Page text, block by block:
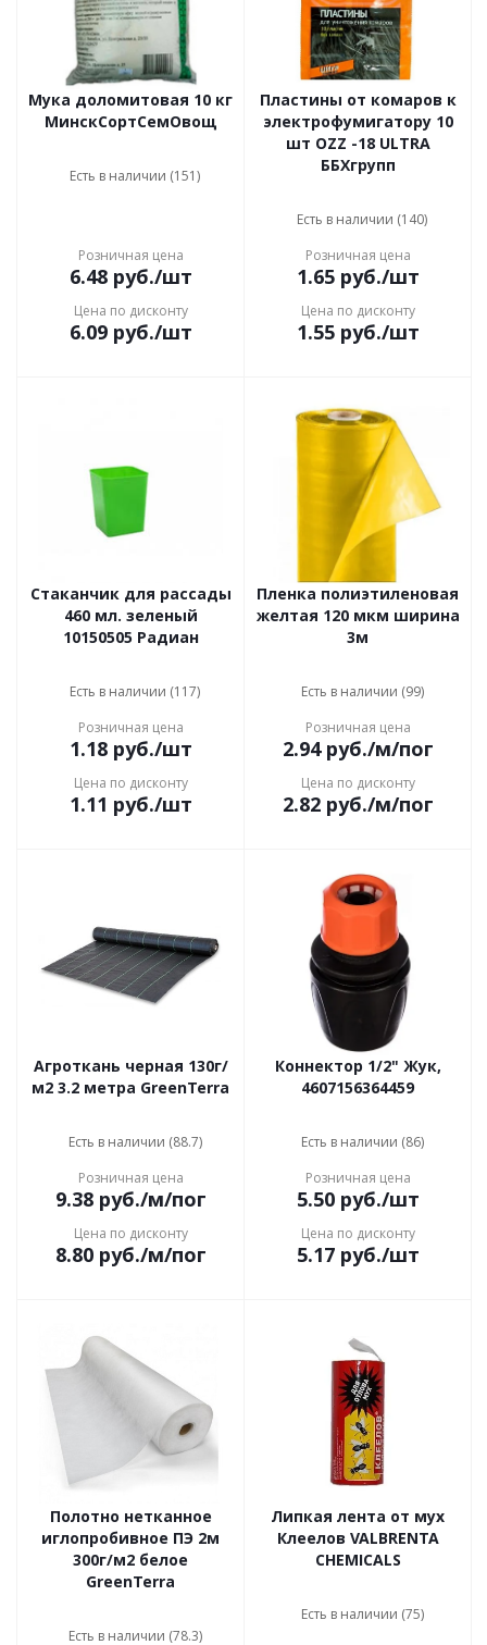
Мука доломитовая 10 кг
МинскСортСемОвощ
Есть в наличии (151)
Розничная цена
6.48руб./шт
Цена по дисконту
6.09руб./шт
Пластины от комаров к
электрофумигатору 10
шт OZZ -18 ULTRA
ББХгрупп
Есть в наличии (140)
Розничная цена
1.65руб./шт
Цена по дисконту
1.55руб./шт
Стаканчик для рассады
460 мл. зеленый
10150505 Радиан
Есть в наличии (117)
Розничная цена
1.18руб./шт
Цена по дисконту
1.11 руб./шт
Пленка полиэтиленовая
желтая 120 мкм ширина
3м
Есть в наличии (99)
Розничная цена
2.94руб./м/пог
Цена по дисконту
2.82руб./м/пог
Агроткань черная 130г/
м2 3.2 метра GreenTerra
Есть в наличии (88.7)
Розничная цена
9.38руб./м/пог
Цена по дисконту
8.80руб./м/пог
Коннектор 1/2" Жук,
4607156364459
Есть в наличии (86)
Розничная цена
5.50руб./шт
Цена по дисконту
5.17руб./шт
Полотно нетканное
иглопробивное ПЭ 2м
300г/м2 белое
GreenTerra
Есть в наличии (78.3)
Липкая лента от мух
Клеелов VALBRENTA
CHEMICALS
Есть в наличии (75)